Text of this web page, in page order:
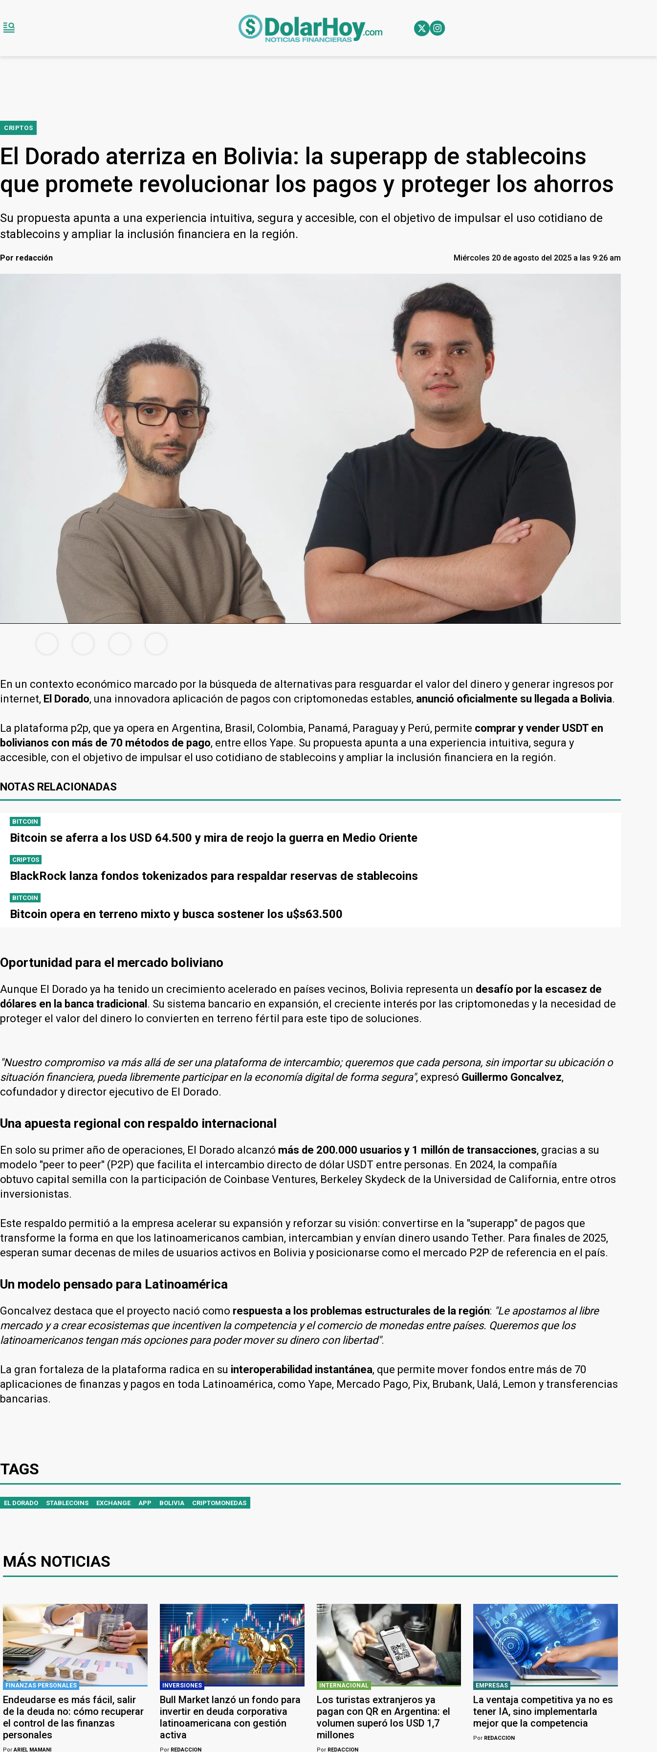
CRIPTOS
El Dorado aterriza en Bolivia: la superapp de stablecoins
que promete revolucionar los pagos y proteger los ahorros
Su propuesta apunta a una experiencia intuitiva, segura y accesible, con el objetivo de impulsar el uso cotidiano de
stablecoins y ampliar la inclusión financiera en la región.
Por redacción Miércoles 20 de agosto del 2025 a las 9:26 am
En un contexto económico marcado por la búsqueda de alternativas para resguardar el valor del dinero y generar ingresos por
internet, El Dorado, una innovadora aplicación de pagos con criptomonedas estables, anunció oficialmente su llegada a Bolivia.
La plataforma p2p, que ya opera en Argentina, Brasil, Colombia, Panamá, Paraguay y Perú, permite comprar y vender USDT en
bolivianos con más de 70 métodos de pago, entre ellos Yape. Su propuesta apunta a una experiencia intuitiva, segura y
accesible, con el objetivo de impulsar el uso cotidiano de stablecoins y ampliar la inclusión financiera en la región.
NOTAS RELACIONADAS
BITCOIN
Bitcoin se aferra a los USD 64.500 y mira de reojo la guerra en Medio Oriente
CRIPTOS
BlackRock lanza fondos tokenizados para respaldar reservas de stablecoins
BITCOIN
Bitcoin opera en terreno mixto y busca sostener los u$s63.500
Oportunidad para el mercado boliviano
Aunque El Dorado ya ha tenido un crecimiento acelerado en países vecinos, Bolivia representa un desafío por la escasez de
dólares en la banca tradicional . Su sistema bancario en expansión, el creciente interés por las criptomonedas y la necesidad de
proteger el valor del dinero lo convierten en terreno fértil para este tipo de soluciones.
"Nuestro compromiso va más allá de ser una plataforma de intercambio; queremos que cada persona, sin importar su ubicación o
situación financiera, pueda libremente participar en la economía digital de forma segura", expresó Guillermo Goncalvez,
cofundador y director ejecutivo de El Dorado.
Una apuesta regional con respaldo internacional
En solo su primer año de operaciones, El Dorado alcanzó más de 200.000 usuarios y 1 millón de transacciones, gracias a su
modelo "peer to peer" (P2P) que facilita el intercambio directo de dólar USDT entre personas. En 2024, la compañía
obtuvo capital semilla con la participación de Coinbase Ventures, Berkeley Skydeck de la Universidad de California, entre otros
inversionistas.
Este respaldo permitió a la empresa acelerar su expansión y reforzar su visión: convertirse en la "superapp" de pagos que
transforme la forma en que los latinoamericanos cambian, intercambian y envían dinero usando Tether. Para finales de 2025,
esperan sumar decenas de miles de usuarios activos en Bolivia y posicionarse como el mercado P2P de referencia en el país.
Un modelo pensado para Latinoamérica
Goncalvez destaca que el proyecto nació como respuesta a los problemas estructurales de la región: "Le apostamos al libre
mercado y a crear ecosistemas que incentiven la competencia y el comercio de monedas entre países. Queremos que los
latinoamericanos tengan más opciones para poder mover su dinero con libertad".
La gran fortaleza de la plataforma radica en su interoperabilidad instantánea, que permite mover fondos entre más de 70
aplicaciones de finanzas y pagos en toda Latinoamérica, como Yape, Mercado Pago, Pix, Brubank, Ualá, Lemon y transferencias
bancarias.
TAGS
EL DORADO STABLECOINS EXCHANGE APP BOLIVIA CRIPTOMONEDAS
MÁS NOTICIAS
FINANZAS PERSONALES
Endeudarse es más fácil, salir
de la deuda no: cómo recuperar
el control de las finanzas
personales
PorARIEL MAMANI
INVERSIONES
Bull Market lanzó un fondo para
invertir en deuda corporativa
latinoamericana con gestión
activa
PorREDACCION
INTERNACIONAL
Los turistas extranjeros ya
pagan con QR en Argentina: el
volumen superó los USD 1,7
millones
PorREDACCION
EMPRESAS
La ventaja competitiva ya no es
tener IA, sino implementarla
mejor que la competencia
Por REDACCION